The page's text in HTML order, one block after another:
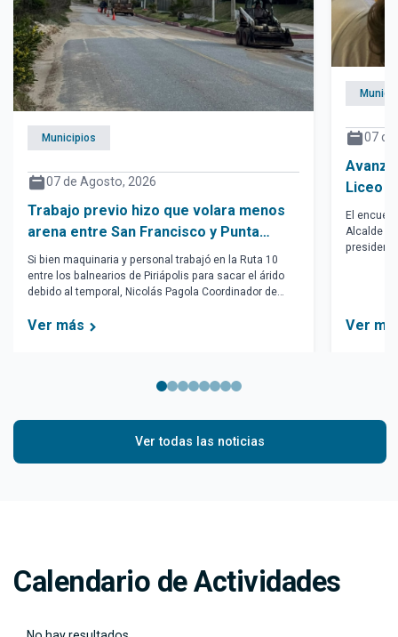
Municipios
07 de Agosto, 2026
Trabajo previo hizo que volara menos
arena entre San Francisco y Punta
Negra
Si bien maquinaria y personal trabajó en la Ruta 10
entre los balnearios de Piriápolis para sacar el árido
debido al temporal, Nicolás Pagola Coordinador de
trabajo preventivo hizo que se redujera el impacto.
Ver más
07
Liceo
entre
El
Alcalde
Ver
Ver todas las noticias
Calendario de Actividades